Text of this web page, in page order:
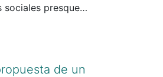
presque
exemptes, qui
de l’urbaine, en
ou tour à tour dans
de un